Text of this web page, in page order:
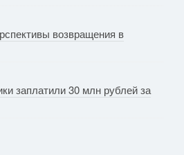
возвращения в
заплатили 30 млн рублей за